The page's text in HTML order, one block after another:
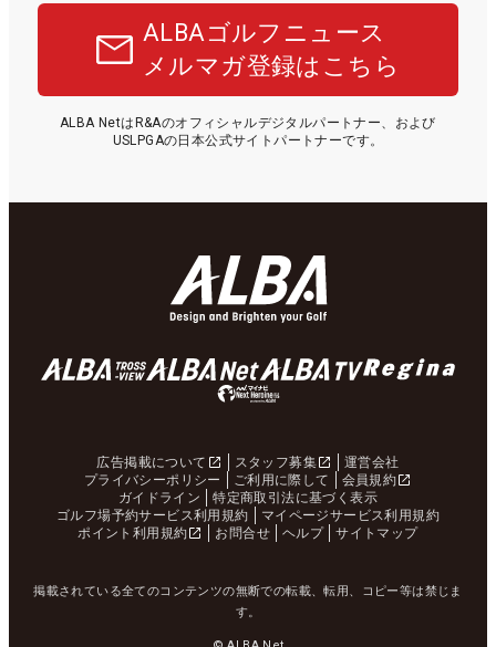
ALBAゴルフニュース
メルマガ登録はこちら
ALBA NetはR&Aのオフィシャルデジタルパートナー、および
USLPGAの日本公式サイトパートナーです。
広告掲載について スタッフ募集
運営会社
プライバシーポリシー
ご利用に際して
会員規約
ガイドライン
特定商取引法に基づく表示
ゴルフ場予約サービス利用規約
マイページサービス利用規約
ポイント利用規約
お問合せ ヘルプ サイトマップ
掲載されている全てのコンテンツの無断での転載、転用、コピー等は禁じま
す。